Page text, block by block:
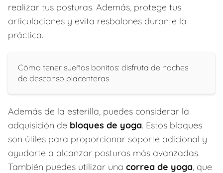
realizar tus posturas. Además, protege tus
articulaciones y evita resbalones durante la
práctica.
Cómo tener sueños bonitos: disfruta de noches
de descanso placenteras
Además de la esterilla, puedes considerar la
adquisición de bloques de yoga. Estos bloques
son útiles para proporcionar soporte adicional y
ayudarte a alcanzar posturas más avanzadas.
También puedes utilizar una correa de yoga, que